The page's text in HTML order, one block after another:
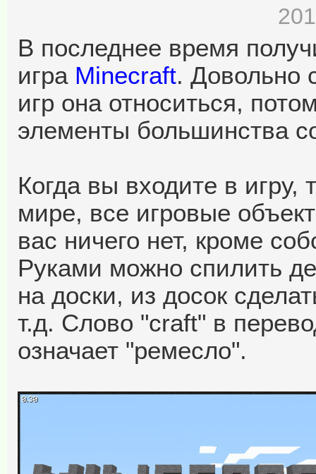
В последнее время
игра Minecraft. Довольно
игр она относиться,
элементы большинства
Когда вы входите в игру,
мире, все игровые
вас ничего нет, кроме
Руками можно спилить
на доски, из досок
т.д. Слово "craft" в
означает "ремесло".